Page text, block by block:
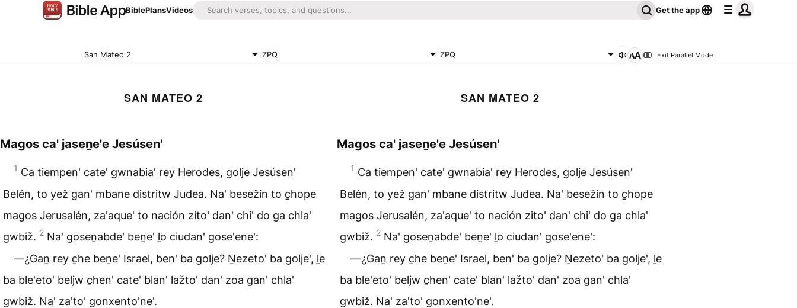
BiblePlansVideos Get the app
San Mateo 2 ZPQ ZPQ Exit Parallel Mode
SAN MATEO 2
Magos ca' jaseṉe'e Jesúsen'
1 Ca tiempen' cate' gwnabia' rey Herodes, golje Jesúsen'
Belén, to yež gan' mbane distritw Judea. Na' besežin to c̱hope
magos Jerusalén, za'aque' to nación zito' dan' chi' do ga chla'
gwbiž. 2 Na' goseṉabde' beṉe' ḻo ciudan' gose'ene':
―¿Gaṉ rey c̱he beṉe' Israel, ben' ba golje? Ṉezeto' ba golje', ḻe
ba ble'eto' beljw c̱hen' cate' blan' lažto' dan' zoa gan' chla'
gwbiž. Na' za'to' gonxento'ne'.
SAN MATEO 2
Magos ca' jaseṉe'e Jesúsen'
1 Ca tiempen' cate' gwnabia' rey Herodes, golje Jesúsen'
Belén, to yež gan' mbane distritw Judea. Na' besežin to c̱hope
magos Jerusalén, za'aque' to nación zito' dan' chi' do ga chla'
gwbiž. 2 Na' goseṉabde' beṉe' ḻo ciudan' gose'ene':
―¿Gaṉ rey c̱he beṉe' Israel, ben' ba golje? Ṉezeto' ba golje', ḻe
ba ble'eto' beljw c̱hen' cate' blan' lažto' dan' zoa gan' chla'
gwbiž. Na' za'to' gonxento'ne'.